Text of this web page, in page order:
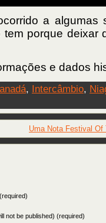
a algumas
porque deixar
e dados
, Intercâmbio,
Uma Nota Festival
not be published) (required)